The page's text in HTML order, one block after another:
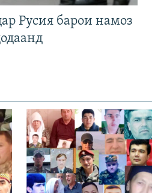
Русия барои намоз